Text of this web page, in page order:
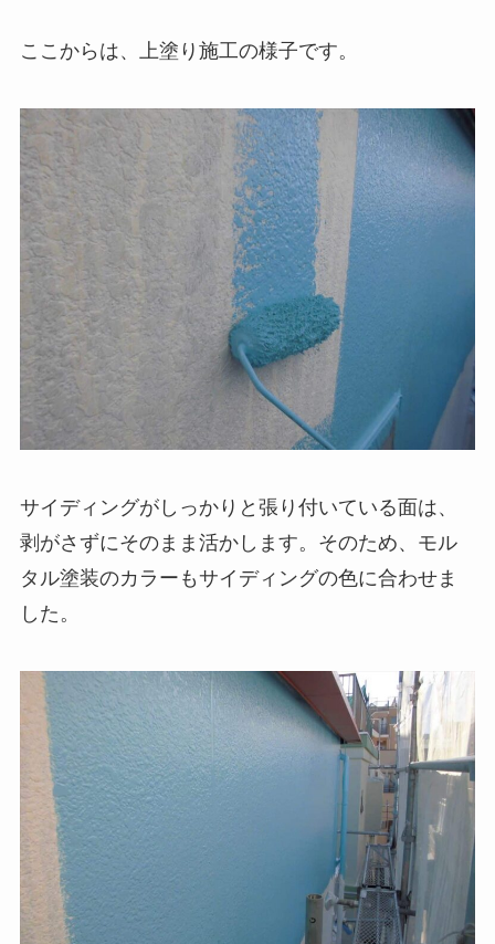
ここからは、上塗り施工の様子です。
サイディングがしっかりと張り付いている面は、
剥がさずにそのまま活かします。そのため、モル
タル塗装のカラーもサイディングの色に合わせま
した。